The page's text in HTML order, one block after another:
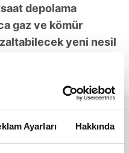
Ayarları Hakkında
depolama
gaz ve kömür
yeni nesil